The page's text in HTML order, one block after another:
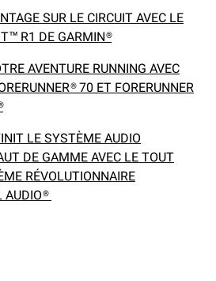
SUR LE CIRCUIT AVEC LE
R1 DE GARMIN®
AVENTURE RUNNING AVEC
70 ET FORERUNNER
LE SYSTÈME AUDIO
DE GAMME AVEC LE TOUT
RÉVOLUTIONNAIRE
AUDIO®